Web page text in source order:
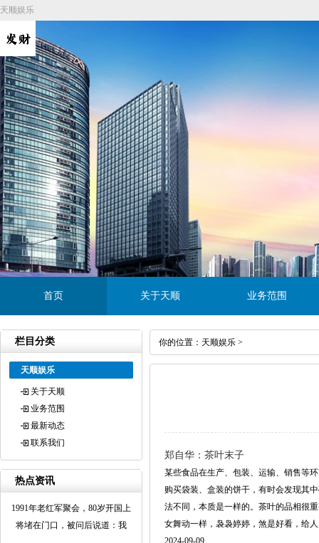
天顺娱乐
首页 关于天顺 业务范围
栏目分类
天顺娱乐
关于天顺
业务范围
最新动态
联系我们
热点资讯
1991年老红军聚会，80岁开国上
将堵在门口，被问后说道：我
你的位置： 天顺娱乐 >
郑自华：茶叶末子
某些食品在生产、包装、运输、销售等
购买袋装、盒装的饼干，有时会发现其
法不同，本质是一样的。茶叶的品相很
女舞动一样，袅袅婷婷，煞是好看，给
2024-09-09